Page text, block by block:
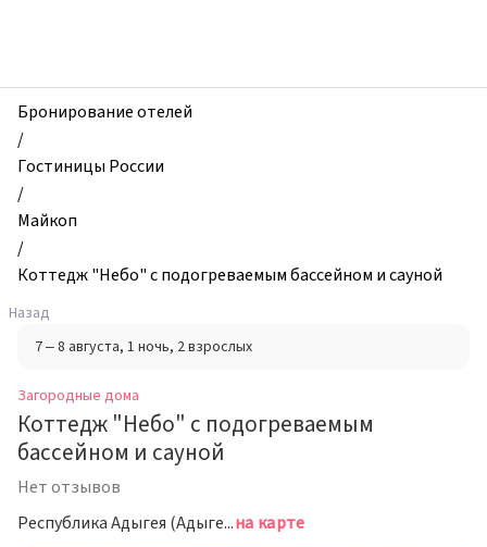
дома,
Коттедж
"Небо"
подогреваемым
бассейном
и
сауной,
Майкоп,
Россия
Бронирование отелей
/
Гостиницы России
/
Майкоп
/
Коттедж "Небо" с подогреваемым бассейном и сауной
Назад
7 – 8 августа, 1 ночь, 2 взрослых
Загородные дома
Коттедж "Небо" с подогреваемым
бассейном и сауной
Нет отзывов
Республика Адыгея (Адыгея), Майкопский район, Краснооктябрьское сельское поселение, посёлок Краснооктябрьский, Кабардинская улица, 114на карте